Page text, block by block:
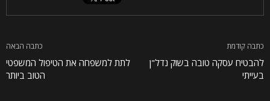
כתבה קודמת
להבטיח עסקה טובה בשוק נדל"ן
בעייתי
כתבה הבאה
לתת למשפחה את הטיפול המשפטי
הטוב ביותר